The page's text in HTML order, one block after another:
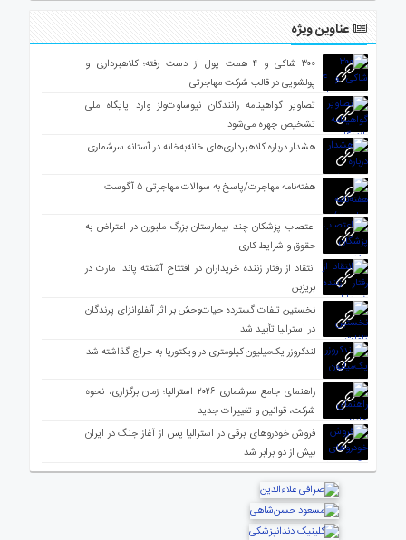
عناوین ویژه
۳۰۰ شاکی و ۴ همت پول از دست رفته؛ کلاهبرداری و
پولشویی در قالب شرکت مهاجرتی
تصاویر گواهینامه رانندگان نیوساوت‌ولز وارد پایگاه ملی
تشخیص چهره می‌شود
هشدار درباره کلاهبرداری‌های خانه‌به‌خانه در آستانه سرشماری
هفته‌نامه مهاجرت/پاسخ به سوالات مهاجرتی ۵ آگوست
اعتصاب پزشکان چند بیمارستان بزرگ ملبورن در اعتراض به
حقوق و شرایط کاری
انتقاد از رفتار زننده خریداران در افتتاح آشفته پاندا مارت در
بریزبن
نخستین تلفات گسترده حیات‌وحش بر اثر آنفلوانزای پرندگان
در استرالیا تأیید شد
لندکروزر یک‌میلیون کیلومتری در ویکتوریا به حراج گذاشته شد
راهنمای جامع سرشماری ۲۰۲۶ استرالیا؛ زمان برگزاری، نحوه
شرکت، قوانین و تغییرات جدید
فروش خودروهای برقی در استرالیا پس از آغاز جنگ در ایران
بیش از دو برابر شد